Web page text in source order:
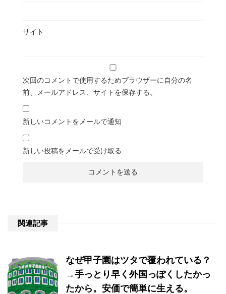
サイト
次回のコメントで使用するためブラウザーに自分の名
前、メールアドレス、サイトを保存する。
新しいコメントをメールで通知
新しい投稿をメールで受け取る
関連記事
なぜ甲子園はツタで覆われている？
→手っとり早く外国っぽくしたかっ
たから。安価で簡単に生える。